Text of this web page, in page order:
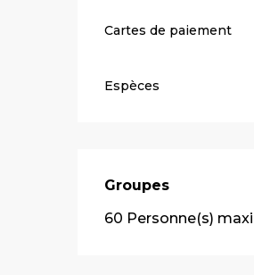
Cartes de paiement
Espèces
Groupes
Groupes
60 Personne(s) maxi